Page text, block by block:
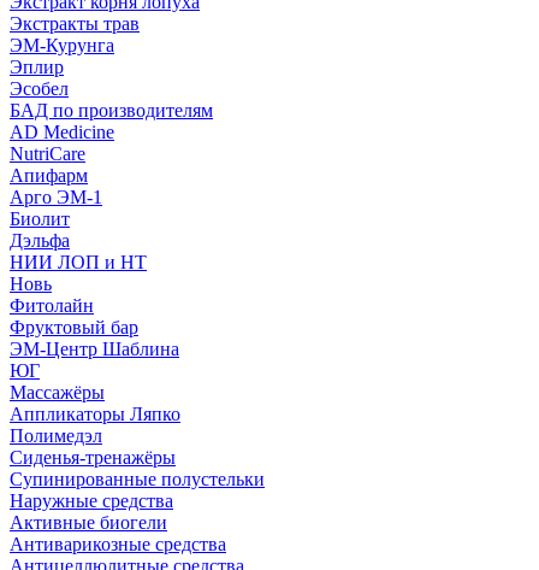
Экстракты трав
ЭМ-Курунга
Эплир
Эсобел
БАД по производителям
AD Medicine
NutriCare
Апифарм
Арго ЭМ-1
Биолит
Дэльфа
НИИ ЛОП и НТ
Новь
Фитолайн
Фруктовый бар
ЭМ-Центр Шаблина
ЮГ
Массажёры
Аппликаторы Ляпко
Полимедэл
Сиденья-тренажёры
Супинированные полустельки
Наружные средства
Активные биогели
Антиварикозные средства
Антицеллюлитные средства